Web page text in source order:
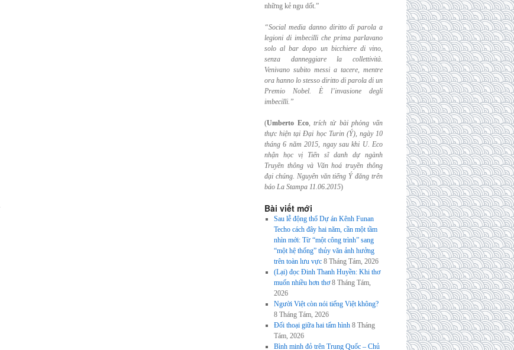
những kẻ ngu dốt.”
“Social media danno diritto di parola a
legioni di imbecilli che prima parlavano
solo albar dopo un bicchiere di vino,
senza danneggiare la collettività.
Venivano subito messi a tacere, mentre
ora hanno lo stesso diritto di parola di un
Premio Nobel. È l’invasione degli
imbecilli.”
(Umberto Eco,trích từ bài phỏng vấn
thực hiện tại Đại học Turin (Ý), ngày 10
tháng 6 năm 2015, ngay sau khi U. Eco
nhận học vị Tiến sĩ danh dự ngành
Truyền thông và Văn hoá truyền thông
đại chúng. Nguyên văn tiếng Ý đăng trên
báo La Stampa 11.06.2015)
Bài viết mới
Sau lễ động thổ Dự án Kênh Funan
Techo cách đây hai năm, cần một tầm
nhìn mới: Từ “một công trình” sang
“một hệ thống” thủy văn ảnh hưởng
trên toàn lưu vực 8 Tháng Tám, 2026
(Lại) đọc Đinh Thanh Huyền: Khi thơ
muốn nhiều hơn thơ 8 Tháng Tám,
2026
Người Việt còn nói tiếng Việt không?
8 Tháng Tám, 2026
Đối thoại giữa hai tấm hình 8 Tháng
Tám, 2026
Bình minh đỏ trên Trung Quốc – Chủ